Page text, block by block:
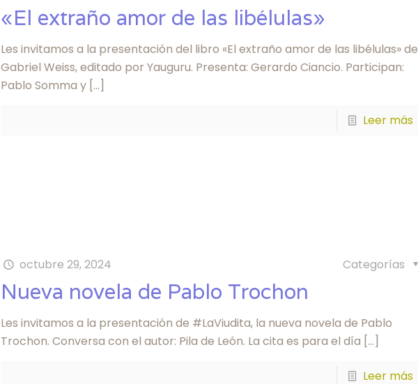
«El extraño amor de las libélulas»
Les invitamos a la presentación del libro «El extraño amor de las libélulas» de
Gabriel Weiss, editado por Yauguru. Presenta: Gerardo Ciancio. Participan:
Pablo Somma y […]
Leer más
octubre 29, 2024 Categorías
Nueva novela de Pablo Trochon
Les invitamos a la presentación de #LaViudita, la nueva novela de Pablo
Trochon. Conversa con el autor: Pila de León. La cita es para el día […]
Leer más